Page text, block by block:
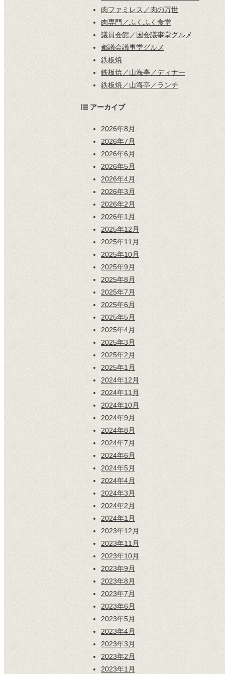
肉ファミレス／肉の万世
肉専門／ふくふく食堂
議員会館／国会議事堂グルメ
都議会議事堂グルメ
鉄板焼
鉄板焼／山海亭／ディナー
鉄板焼／山海亭／ランチ
アーカイブ
2026年8月
2026年7月
2026年6月
2026年5月
2026年4月
2026年3月
2026年2月
2026年1月
2025年12月
2025年11月
2025年10月
2025年9月
2025年8月
2025年7月
2025年6月
2025年5月
2025年4月
2025年3月
2025年2月
2025年1月
2024年12月
2024年11月
2024年10月
2024年9月
2024年8月
2024年7月
2024年6月
2024年5月
2024年4月
2024年3月
2024年2月
2024年1月
2023年12月
2023年11月
2023年10月
2023年9月
2023年8月
2023年7月
2023年6月
2023年5月
2023年4月
2023年3月
2023年2月
2023年1月